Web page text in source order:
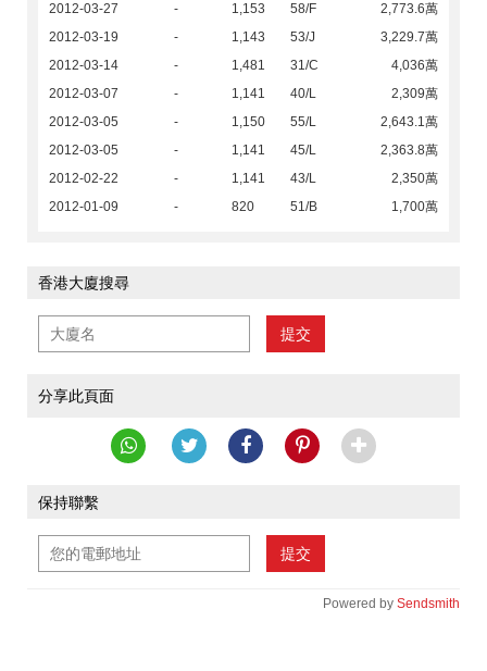
2012-03-27
- 1,153 58/F
2,773.6萬
2012-03-19
- 1,143 53/J
3,229.7萬
2012-03-14
- 1,481 31/C
4,036萬
2012-03-07
- 1,141 40/L
2,309萬
2012-03-05
- 1,150 55/L
2,643.1萬
2012-03-05
- 1,141 45/L
2,363.8萬
2012-02-22
- 1,141 43/L
2,350萬
2012-01-09
- 820 51/B 1,700萬
香港大廈搜尋
提交
分享此頁面
保持聯繫
提交
Powered by Sendsmith